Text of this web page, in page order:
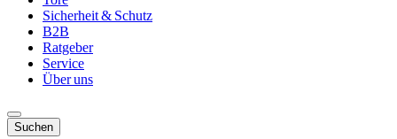
Sicherheit & Schutz
B2B
Ratgeber
Service
Über uns
Suchen